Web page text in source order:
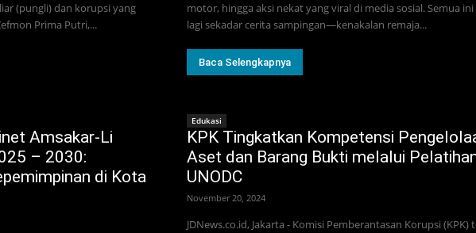
(pungli) dan korupsi yang
Prima Putri,...
motor, hingga aksi nekat yang viral di media sosial. Semua
lagi sekadar cerita sampingan—kenakalan remaja...
Baca Selengkapnya
Amsakar-Li
– 2030:
di Kota
Edukasi
KPK Tingkatkan Kompetensi
Aset dan Barang Bukti melalui
UNODC
November 20, 2024
JDNews.co.id, Jakarta - Komisi Pemberantasan Korupsi (KPK)